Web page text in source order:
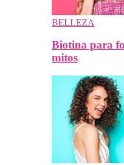
BELLEZA
Biotina para
mitos